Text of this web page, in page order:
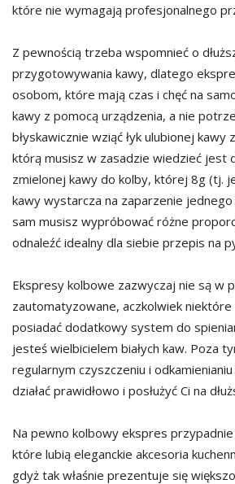
które nie wymagają profesjonalnego
Z pewnością trzeba wspomnieć o
przygotowywania kawy, dlatego
osobom, które mają czas i chęć na
kawy z pomocą urządzenia, a nie
błyskawicznie wziąć łyk ulubionej kawy
którą musisz w zasadzie wiedzieć jest
zmielonej kawy do kolby, której 8g (tj.
kawy wystarcza na zaparzenie
sam musisz wypróbować różne
odnaleźć idealny dla siebie przepis na
Ekspresy kolbowe zazwyczaj nie są w
zautomatyzowane, aczkolwiek
posiadać dodatkowy system do
jesteś wielbicielem białych kaw. Poza
regularnym czyszczeniu i
działać prawidłowo i posłużyć Ci na
Na pewno kolbowy ekspres
które lubią eleganckie akcesoria
gdyż tak właśnie prezentuje się